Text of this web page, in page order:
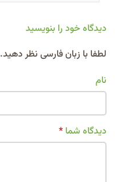
دیدگاه خود را بنویسید
لطفا با زبان فارسی نظر دهید.
نام
دیدگاه شما *
Alternative: